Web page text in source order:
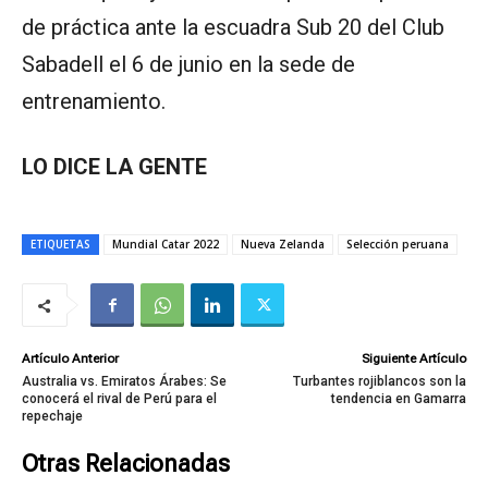
de práctica ante la escuadra Sub 20 del Club
Sabadell el 6 de junio en la sede de
entrenamiento.
LO DICE LA GENTE
ETIQUETAS Mundial Catar 2022 Nueva Zelanda Selección peruana
Artículo Anterior
Australia vs. Emiratos Árabes: Se
conocerá el rival de Perú para el
repechaje
Siguiente Artículo
Turbantes rojiblancos son la
tendencia en Gamarra
Otras Relacionadas